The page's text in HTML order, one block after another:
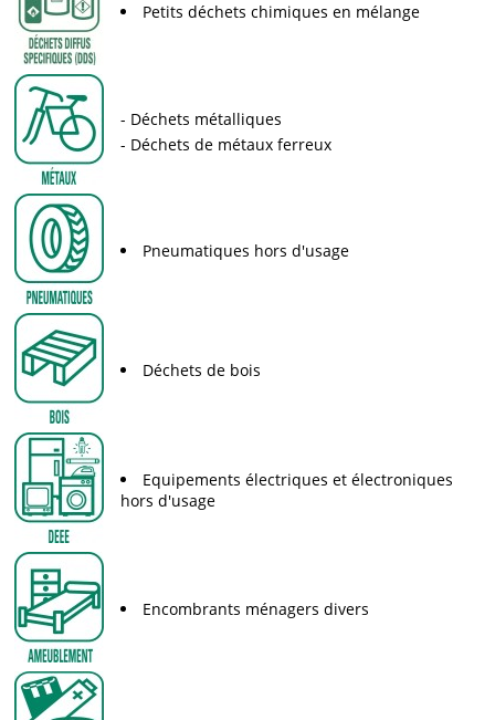
Petits déchets chimiques en mélange
Déchets métalliques
Déchets de métaux ferreux
Pneumatiques hors d'usage
Déchets de bois
Equipements électriques et électroniques
hors d'usage
Encombrants ménagers divers